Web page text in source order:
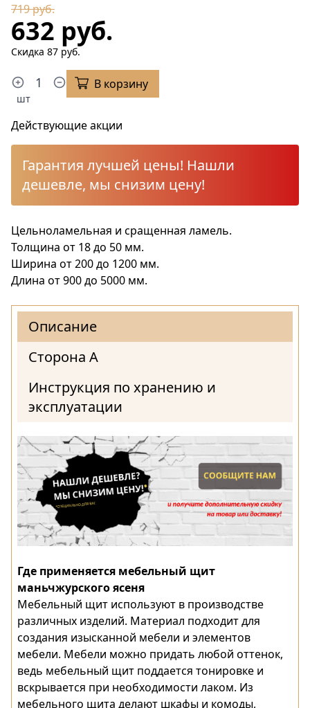
719 руб.
632 руб.
Скидка 87 руб.
шт
В корзину
Действующие акции
Гарантия лучшей цены! Нашли
дешевле, мы снизим цену!
Цельноламельная и сращенная ламель.
Толщина от 18 до 50 мм.
Ширина от 200 до 1200 мм.
Длина от 900 до 5000 мм.
Описание
Сторона А
Инструкция по хранению и
эксплуатации
Где применяется мебельный щит
маньчжурского ясеня
Мебельный щит используют в производстве
различных изделий. Материал подходит для
создания изысканной мебели и элементов
мебели. Мебели можно придать любой оттенок,
ведь мебельный щит поддается тонировке и
вскрывается при необходимости лаком. Из
мебельного щита делают шкафы и комоды,